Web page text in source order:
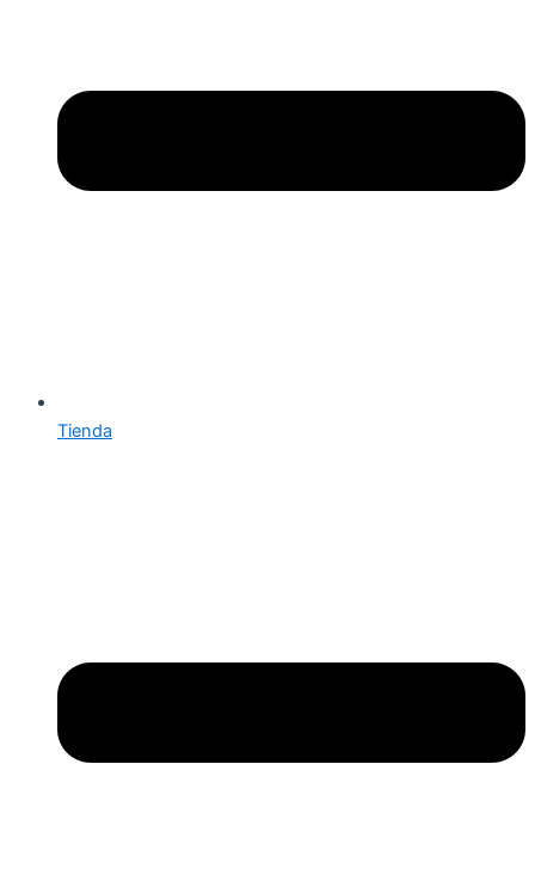
Tienda